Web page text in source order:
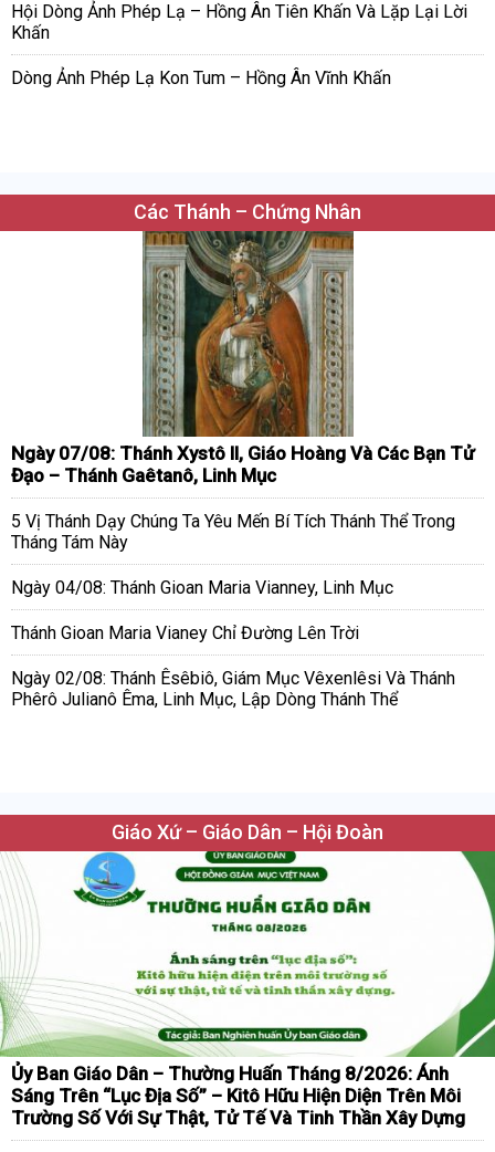
Hội Dòng Ảnh Phép Lạ – Hồng Ân Tiên Khấn Và Lặp Lại Lời
Khấn
Dòng Ảnh Phép Lạ Kon Tum – Hồng Ân Vĩnh Khấn
Các Thánh – Chứng Nhân
Ngày 07/08: Thánh Xystô II, Giáo Hoàng Và Các Bạn Tử
Đạo – Thánh Gaêtanô, Linh Mục
5 Vị Thánh Dạy Chúng Ta Yêu Mến Bí Tích Thánh Thể Trong
Tháng Tám Này
Ngày 04/08: Thánh Gioan Maria Vianney, Linh Mục
Thánh Gioan Maria Vianey Chỉ Đường Lên Trời
Ngày 02/08: Thánh Êsêbiô, Giám Mục Vêxenlêsi Và Thánh
Phêrô Julianô Êma, Linh Mục, Lập Dòng Thánh Thể
Giáo Xứ – Giáo Dân – Hội Đoàn
Ủy Ban Giáo Dân – Thường Huấn Tháng 8/2026: Ánh
Sáng Trên “Lục Địa Số” – Kitô Hữu Hiện Diện Trên Môi
Trường Số Với Sự Thật, Tử Tế Và Tinh Thần Xây Dựng